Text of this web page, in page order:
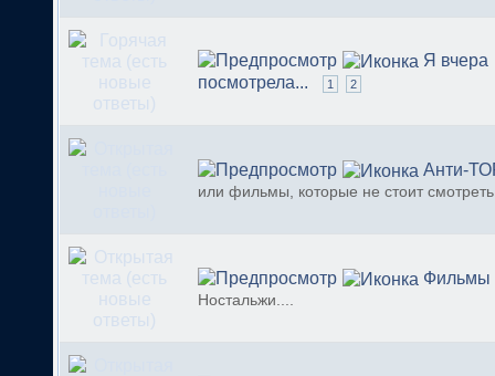
Я вчера
посмотрела...
1 2
Анти-
или фильмы, которые не стоит смотреть
Фильмы
Ностальжи....